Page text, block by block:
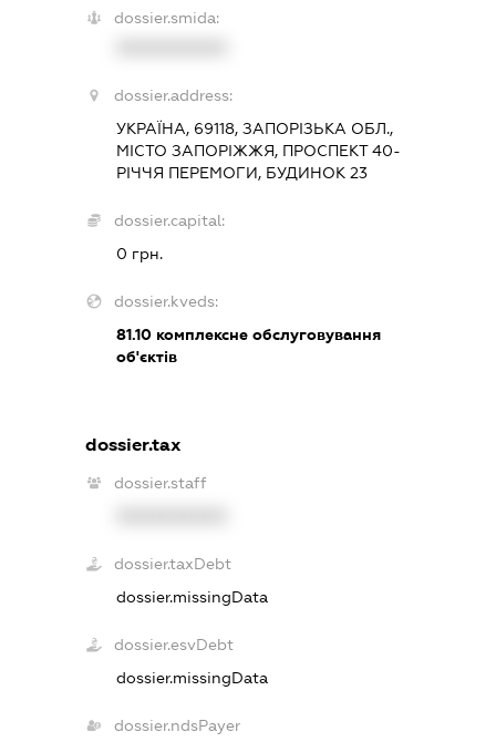
dossier.smida:
dossier.address:
УКРАЇНА, 69118, ЗАПОРІЗЬКА ОБЛ.,
МІСТО ЗАПОРІЖЖЯ, ПРОСПЕКТ 40-
РІЧЧЯ ПЕРЕМОГИ, БУДИНОК 23
dossier.capital:
0 грн.
dossier.kveds:
81.10 комплексне обслуговування
об'єктів
dossier.tax
dossier.staff
dossier.taxDebt
dossier.missingData
dossier.esvDebt
dossier.missingData
dossier.ndsPayer